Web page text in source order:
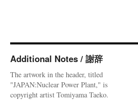
Additional Notes / 謝辞
The artwork in the header, titled
"JAPAN:Nuclear Power Plant," is
copyright artist Tomiyama Taeko.